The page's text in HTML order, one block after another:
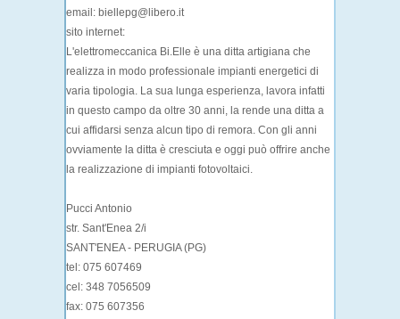
email: biellepg@libero.it
sito internet:
L'elettromeccanica Bi.Elle è una ditta artigiana che
realizza in modo professionale impianti energetici di
varia tipologia. La sua lunga esperienza, lavora infatti
in questo campo da oltre 30 anni, la rende una ditta a
cui affidarsi senza alcun tipo di remora. Con gli anni
ovviamente la ditta è cresciuta e oggi può offrire anche
la realizzazione di impianti fotovoltaici.
Pucci Antonio
str. Sant'Enea 2/i
SANT'ENEA - PERUGIA (PG)
tel: 075 607469
cel: 348 7056509
fax: 075 607356